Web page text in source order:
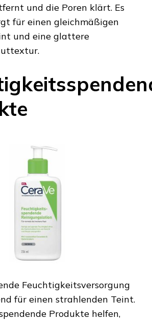
und die Poren klärt. Es
für einen gleichmäßigen
und eine glattere
Feuchtigkeitsversorgung
für einen strahlenden Teint.
Produkte helfen,